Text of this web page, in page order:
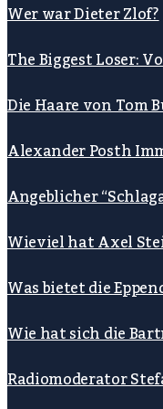
Wer war Dieter Zlof?
The Biggest Loser:
Die Haare von Tom
Alexander Posth
Angeblicher
Wieviel hat Axel
Was bietet die
Wie hat sich die
Radiomoderator